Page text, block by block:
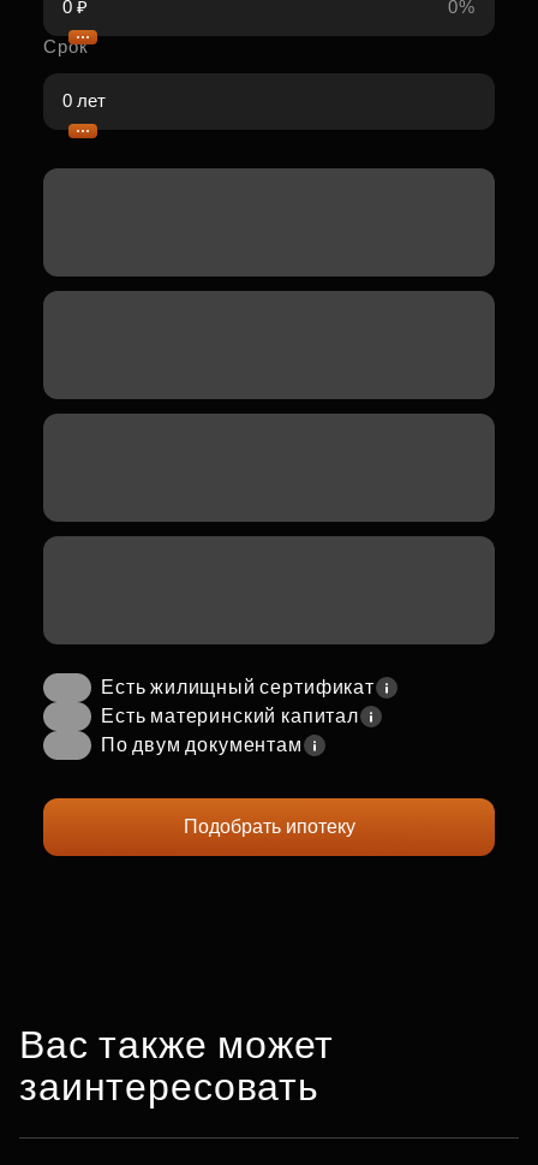
0%
Срок
Есть жилищный сертификат
Есть материнский капитал
По двум документам
Подобрать ипотеку
Вас также может
заинтересовать